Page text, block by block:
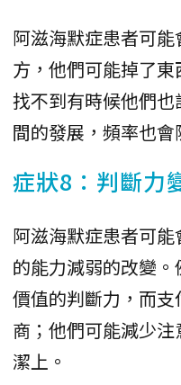
阿滋海默症患者可
方，他們可能掉了
找不到有時候他們
間的發展，頻率也會
症狀8：判斷力
阿滋海默症患者可
的能力減弱的改變
價值的判斷力，而
商；他們可能減少
潔上。